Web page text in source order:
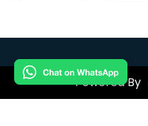
Powered By